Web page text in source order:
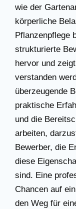
wie der
körperliche
Pflanzenpflege
strukturierte
hervor und
verstanden
überzeugende
praktische
und die
arbeiten,
Bewerber, die
diese
sind. Eine
Chancen auf
den Weg für